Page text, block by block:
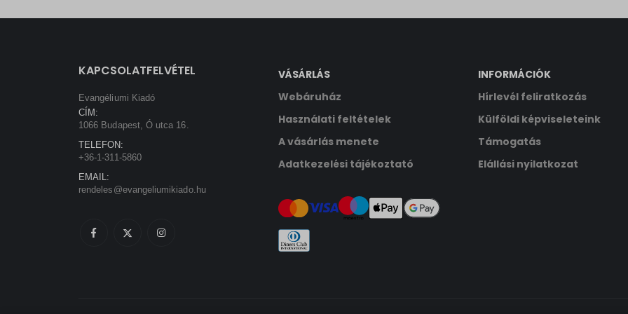
KAPCSOLATFELVÉTEL
Evangéliumi Kiadó
CÍM:
1066 Budapest, Ó utca 16.
TELEFON:
+36-1-311-5860
EMAIL:
rendeles@evangeliumikiado.hu
VÁSÁRLÁS
Webáruház
Használati feltételek
A vásárlás menete
Adatkezelési tájékoztató
INFORMÁCIÓK
Hírlevél feliratkozás
Külföldi képviseleteink
Támogatás
Elállási nyilatkozat
sbjs_udata